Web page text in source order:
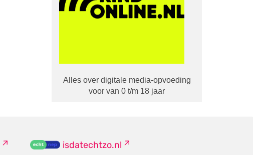
Alles over digitale media-opvoeding
voor van 0 t/m 18 jaar
isdatechtzo.nl